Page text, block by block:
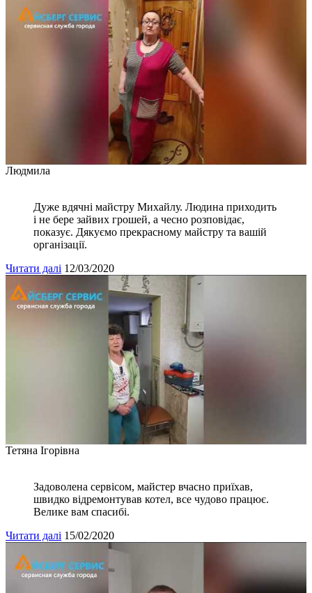
Людмила
Дуже вдячні майстру Михайлу. Людина приходить
і не бере зайвих грошей, а чесно розповідає,
показує. Дякуємо прекрасному майстру та вашій
організації.
Читати далі 12/03/2020
Тетяна Ігорівна
Задоволена сервісом, майстер вчасно приїхав,
швидко відремонтував котел, все чудово працює.
Велике вам спасибі.
Читати далі 15/02/2020